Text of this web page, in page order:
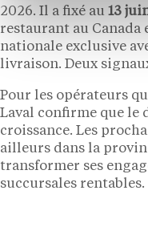
2026. Il a fixé au 13
restaurant au Canada
nationale exclusive
livraison. Deux
Pour les opérateurs
Laval confirme que le
croissance. Les
ailleurs dans la
transformer ses
succursales rentables.